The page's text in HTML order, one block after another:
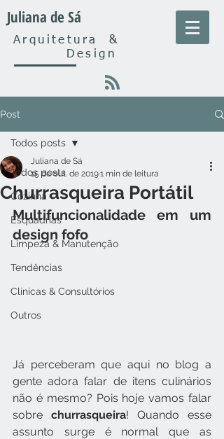
Arquitetura&
Design
Juliana de Sá
Post
Todos posts
Cozinha
Esquadrias
Limpeza & Manutenção
Tendências
Clínicas & Consultórios
Outros
Todos posts
Churrasqueira Portátil
Juliana de Sá
15 de out. de 20191 min de leitura
Multifuncionalidade em um
design fofo
Já perceberam que aqui no blog a
gente adora falar de itens culinários
não é mesmo? Pois hoje vamos falar
sobre churrasqueira! Quando esse
assunto surge é normal que as